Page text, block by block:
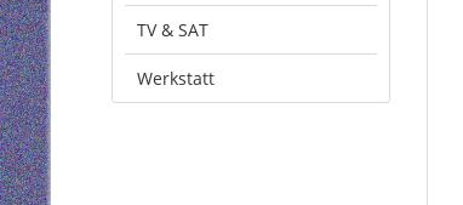
TV & SAT
Werkstatt